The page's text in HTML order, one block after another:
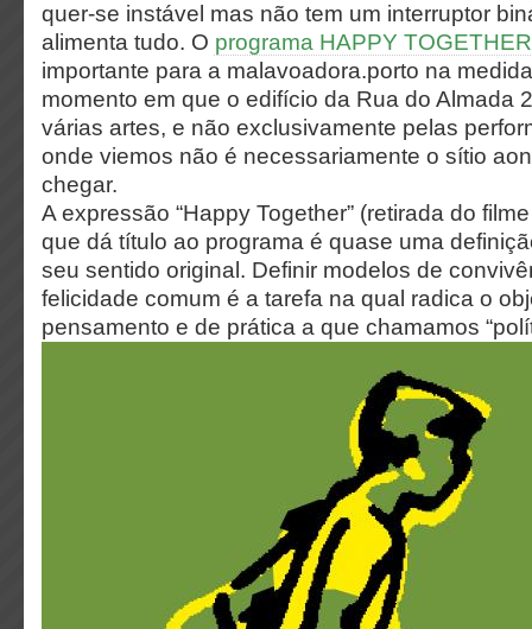
quer-se​ ​instável​ ​mas​ ​não​ ​tem​ ​um​ ​interruptor​
alimenta​ ​tudo. O programa HAPPY TOGETHER
importante para a malavoadora.porto na
momento em que o edifício da Rua do Almada
várias artes, e não exclusivamente pelas
onde viemos não é necessariamente o sítio
chegar.
A expressão “Happy Together” (retirada do
que dá título ao programa é quase uma
seu sentido original. Definir modelos de
felicidade comum é a tarefa na qual radica o
pensamento e de prática a que chamamos